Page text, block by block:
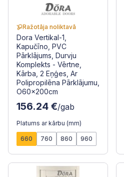
Ražotāja noliktavā
Dora Vertikal-1,
Kapučīno, PVC
Pārklājums, Durvju
Komplekts - Vērtne,
Kārba, 2 Eņģes, Ar
Polipropilēna Pārklājumu,
O60x200cm
156.24 €/gab
Platums ar kārbu (mm)
660 760 860 960